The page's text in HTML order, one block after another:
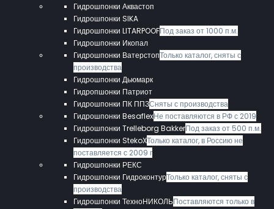
Гидрошпонки Аквастоп
Гидрошпонки SIKA
Гидрошпонки LITARPOOFПод заказ от 1000 п.м.
Гидрошпонки Икопал
Гидрошпонки ВатерстопТолько каталог, сняты с
производства
Гидрошпонки Дьюмарк
Гидропшонки Патриот
Гидрошпонки ПК ППЗСняты с производства
Гидрошпонки BesaflexНе поставляются в РФ с 2019
Гидрошпонки Trelleborg BakkerПод заказ от 500 п.м.
Гидрошпонки StekoXТолько каталог, в Россию не
поставляется с 2009 г
Гидрошпонки РЕКС
Гидрошпонки ГидроконтурТолько каталог, сняты с
производства
Гидрошпонки ТехноНИКОЛЬПоставляются только в